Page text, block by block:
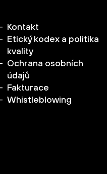
Kontakt
Etický kodex a politika
kvality
Ochrana osobních
údajů
Fakturace
Whistleblowing